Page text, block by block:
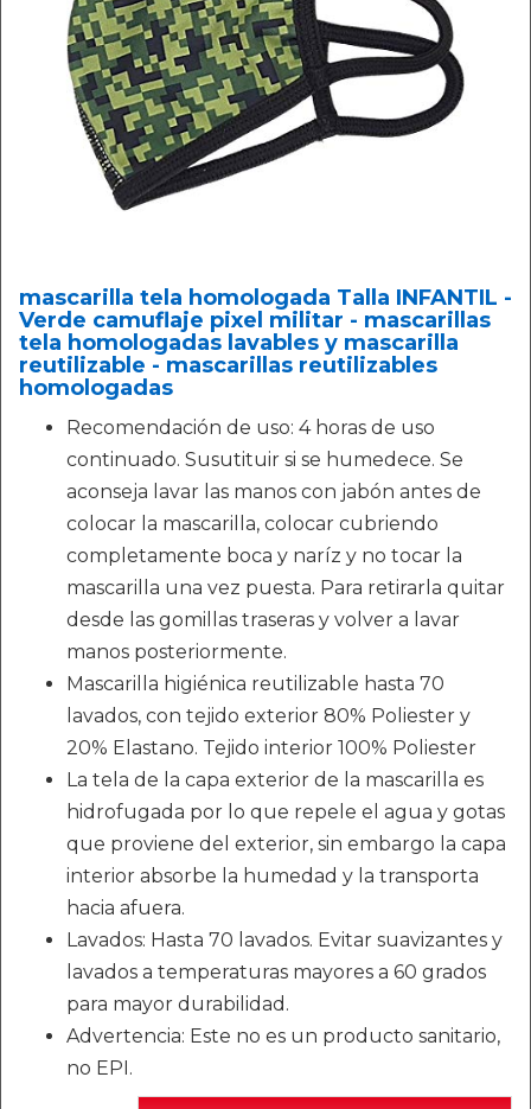
mascarilla tela homologada Talla INFANTIL -
Verde camuflaje pixel militar - mascarillas
tela homologadas lavables y mascarilla
reutilizable - mascarillas reutilizables
homologadas
Recomendación de uso: 4 horas de uso
continuado. Susutituir si se humedece. Se
aconseja lavar las manos con jabón antes de
colocar la mascarilla, colocar cubriendo
completamente boca y naríz y no tocar la
mascarilla una vez puesta. Para retirarla quitar
desde las gomillas traseras y volver a lavar
manos posteriormente.
Mascarilla higiénica reutilizable hasta 70
lavados, con tejido exterior 80% Poliester y
20% Elastano. Tejido interior 100% Poliester
La tela de la capa exterior de la mascarilla es
hidrofugada por lo que repele el agua y gotas
que proviene del exterior, sin embargo la capa
interior absorbe la humedad y la transporta
hacia afuera.
Lavados: Hasta 70 lavados. Evitar suavizantes y
lavados a temperaturas mayores a 60 grados
para mayor durabilidad.
Advertencia: Este no es un producto sanitario,
no EPI.